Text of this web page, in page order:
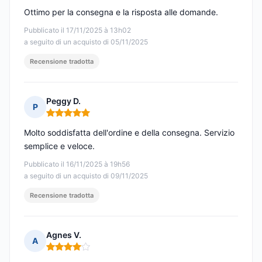
Pubblicato il 17/11/2025 à 13h02
a seguito di un acquisto di 05/11/2025
Ottimo per la consegna e la risposta alle domande.
Recensione tradotta
P
Peggy D.
Nota: 5 su 5
Pubblicato il 16/11/2025 à 19h56
a seguito di un acquisto di 09/11/2025
Molto soddisfatta dell'ordine e della consegna. Servizio
semplice e veloce.
Recensione tradotta
A
Agnes V.
Nota: 4 su 5